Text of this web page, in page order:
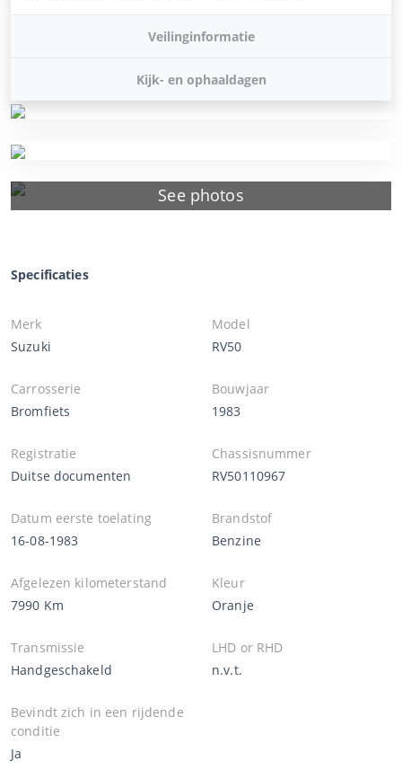
See photos
Veilinginformatie
Kijk- en ophaaldagen
Specificaties
Merk
Suzuki
Model
RV50
Carrosserie
Bromfiets
Bouwjaar
1983
Registratie
Duitse documenten
Chassisnummer
RV50110967
Datum eerste toelating
16-08-1983
Brandstof
Benzine
Afgelezen kilometerstand
7990 Km
Kleur
Oranje
Transmissie
Handgeschakeld
LHD or RHD
n.v.t.
Bevindt zich in een rijdende
conditie
Ja